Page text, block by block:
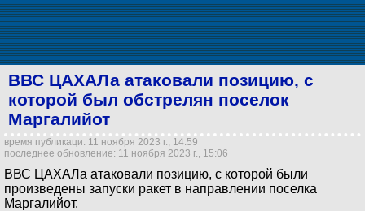
ВВС ЦАХАЛа атаковали позицию, с
которой был обстрелян поселок
Маргалийот
время публикаци: 11 ноября 2023 г., 14:59
последнее обновление: 11 ноября 2023 г., 15:06
ВВС ЦАХАЛа атаковали позицию, с которой были
произведены запуски ракет в направлении поселка
Маргалийот.